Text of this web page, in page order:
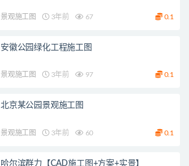
景观施工图 3年前 67 0.1
安徽公园绿化工程施工图
景观施工图 3年前 97 0.1
北京某公园景观施工图
景观施工图 3年前 60 0.1
哈尔滨群力【CAD施工图+方案+实景】